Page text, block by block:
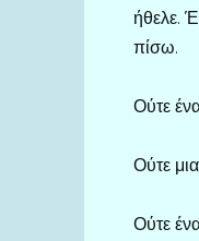
ήθελε.
πίσω.
Ούτε
Ούτε
Ούτε